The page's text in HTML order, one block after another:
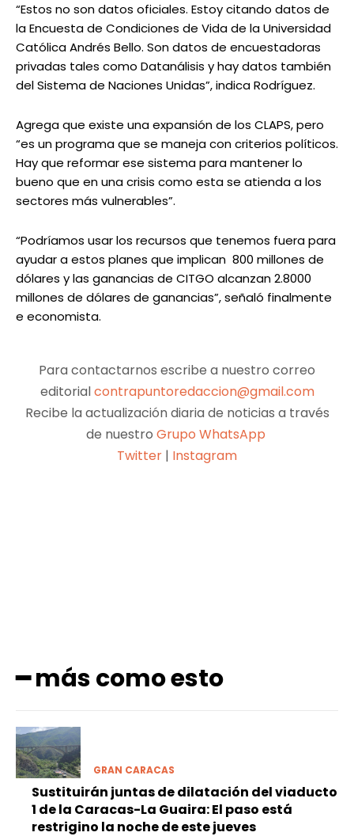
“Estos no son datos oficiales. Estoy citando datos de
la Encuesta de Condiciones de Vida de la Universidad
Católica Andrés Bello. Son datos de encuestadoras
privadas tales como Datanálisis y hay datos también
del Sistema de Naciones Unidas”, indica Rodríguez.
Agrega que existe una expansión de los CLAPS, pero
“es un programa que se maneja con criterios políticos.
Hay que reformar ese sistema para mantener lo
bueno que en una crisis como esta se atienda a los
sectores más vulnerables”.
“Podríamos usar los recursos que tenemos fuera para
ayudar a estos planes que implican 800 millones de
dólares y las ganancias de CITGO alcanzan 2.8000
millones de dólares de ganancias”, señaló finalmente
e economista.
Para contactarnos escribe a nuestro correo
editorialcontrapuntoredaccion@gmail.com
Recibe la actualización diaria de noticias a través
de nuestro Grupo WhatsApp
Twitter | Instagram
━ más como esto
GRAN CARACAS
Sustituirán juntas de dilatación del viaducto
1 de la Caracas-La Guaira: El paso está
restrigino la noche de este jueves